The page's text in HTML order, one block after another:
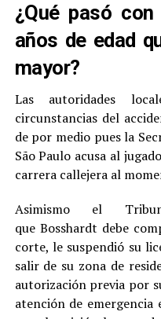
¿Qué pasó
años de edad
mayor?
Las autoridades
circunstancias del
de por medio pues la
São Paulo acusa al
carrera callejera al
Asimismo el
que Bosshardt debe
corte, le suspendió su
salir de su zona de
autorización previa por
atención de